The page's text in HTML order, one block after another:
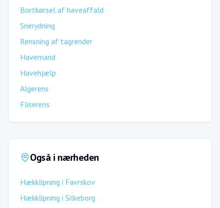
Bortkørsel af haveaffald
Snerydning
Rensning af tagrender
Havemand
Havehjælp
Algerens
Fliserens
Også i nærheden
Hækklipning i Favrskov
Hækklipning i Silkeborg